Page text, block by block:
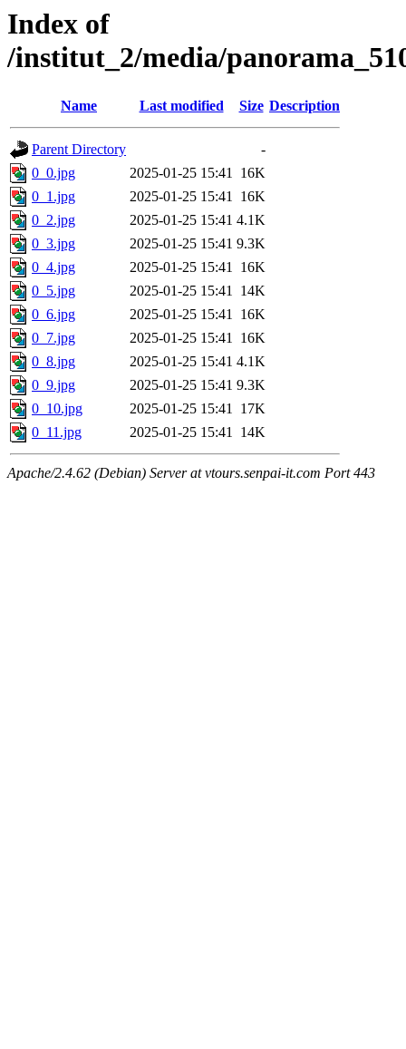
Index of
/institut_2/media/
Name Last modified Size Description
Parent Directory
-
0_0.jpg
2025-01-25 15:41 16K
0_1.jpg
2025-01-25 15:41 16K
0_2.jpg
2025-01-25 15:41 4.1K
0_3.jpg
2025-01-25 15:41 9.3K
0_4.jpg
2025-01-25 15:41 16K
0_5.jpg
2025-01-25 15:41 14K
0_6.jpg
2025-01-25 15:41 16K
0_7.jpg
2025-01-25 15:41 16K
0_8.jpg
2025-01-25 15:41 4.1K
0_9.jpg
2025-01-25 15:41 9.3K
0_10.jpg
2025-01-25 15:41 17K
0_11.jpg
2025-01-25 15:41 14K
Apache/2.4.62 (Debian) Server at vtours.senpai-it.com Port 443